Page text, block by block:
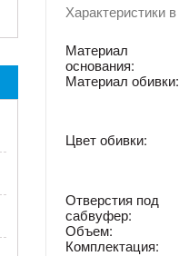
Характеристики в
Материал
основания:
Материал обивки:
Цвет обивки:
Отверстия под
сабвуфер:
Объем:
Комплектация: